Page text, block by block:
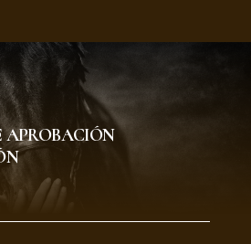
APROBACIÓN